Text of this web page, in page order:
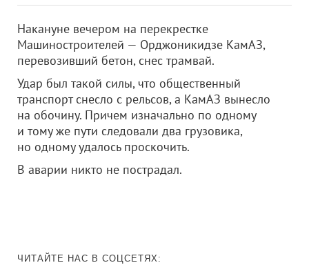
Накануне вечером на перекрестке
Машиностроителей — Орджоникидзе КамАЗ,
перевозивший бетон, снес трамвай.
Удар был такой силы, что общественный
транспорт снесло с рельсов, а КамАЗ вынесло
на обочину. Причем изначально по одному
и тому же пути следовали два грузовика,
но одному удалось проскочить.
В аварии никто не пострадал.
ЧИТАЙТЕ НАС В СОЦСЕТЯХ: